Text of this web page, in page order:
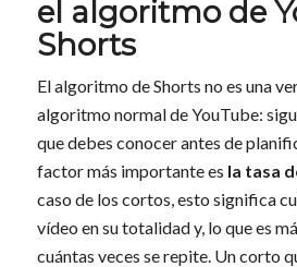
el algoritmo de
Shorts
El algoritmo de Shorts no es una
algoritmo normal de YouTube:
que debes conocer antes de
factor más importante es la tasa
caso de los cortos, esto significa
vídeo en su totalidad y, lo que es
cuántas veces se repite. Un corto